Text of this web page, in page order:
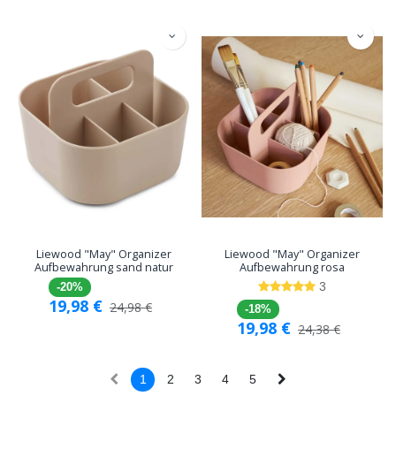
Liewood "May" Organizer
Aufbewahrung sand natur
-20%
19,98 € 24,98€
Liewood "May" Organizer
Aufbewahrung rosa
3
-18%
19,98 € 24,38€
1 2 3 4 5